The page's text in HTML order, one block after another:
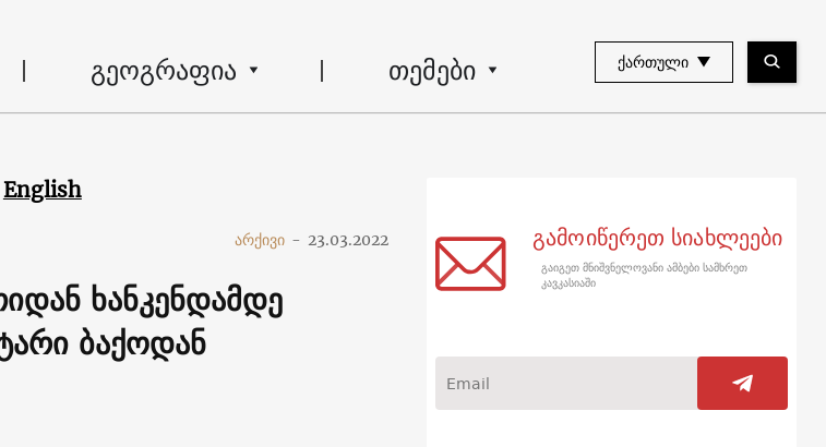
გეოგრაფია თემები ᲥᲐᲠᲗᲣᲚᲘ
English
არქივი - 23.03.2022
ხანკენდამდე
ბაქოდან
გამოიწერეთ სიახლეები
გაიგეთ მნიშვნელოვანი ამბები სამხრეთ
კავკასიაში